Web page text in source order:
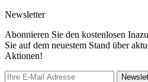
Newsletter
Abonnieren Sie den kostenlosen
Sie auf dem neuestem Stand über
Aktionen!